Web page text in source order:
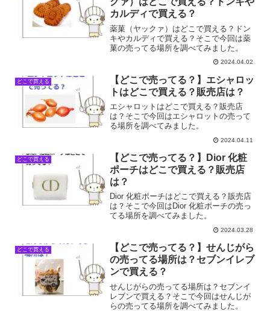
カルディで買える？
薬菓（ヤックァ）はどこで買える？ドン
キやカルディで買える？そこで今回は薬
菓の売ってる場所を調べてみました。
2024.04.02
どこで買える
【どこで売ってる？】エシャロッ
トはどこで買える？販売店は？
エシャロットはどこで買える？販売店
は？そこで今回はエシャロットの売って
る場所を調べてみました。
2024.04.11
どこで買える
【どこで売ってる？】Dior 化粧
ポーチはどこで買える？販売店
は？
Dior 化粧ポーチはどこで買える？販売店
は？そこで今回はDior 化粧ポーチの売っ
てる場所を調べてみました。
2024.03.28
どこで買える
【どこで売ってる？】せんじがら
の売ってる場所は？セブンイレブ
ンで買える？
せんじがらの売ってる場所は？セブンイ
レブンで買える？そこで今回はせんじが
らの売ってる場所を調べてみました。